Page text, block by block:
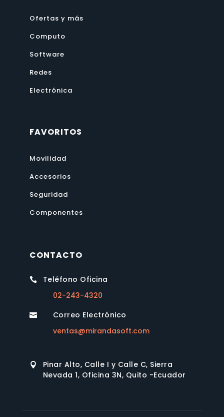
Ofertas y más
Computo
Software
Redes
Electrónica
FAVORITOS
Movilidad
Accesorios
Seguridad
Componentes
CONTACTO

Teléfono Oficina
02-243-4320

Correo Electrónico
ventas@mirandasoft.com

Pinar Alto, Calle I y Calle C, Sierra
Nevada 1, Oficina 3N, Quito -Ecuador